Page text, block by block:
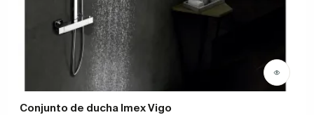
Conjunto de ducha Imex Vigo